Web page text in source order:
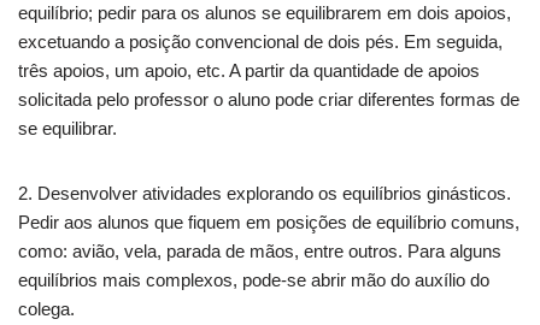
equilíbrio; pedir para os alunos se equilibrarem em dois apoios,
excetuando a posição convencional de dois pés. Em seguida,
três apoios, um apoio, etc. A partir da quantidade de apoios
solicitada pelo professor o aluno pode criar diferentes formas de
se equilibrar.
2. Desenvolver atividades explorando os equilíbrios ginásticos.
Pedir aos alunos que fiquem em posições de equilíbrio comuns,
como: avião, vela, parada de mãos, entre outros. Para alguns
equilíbrios mais complexos, pode-se abrir mão do auxílio do
colega.